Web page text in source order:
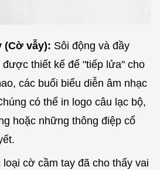
(Cờ vẫy): Sôi động và đầy
thiết kế để "tiếp lửa" cho
các buổi biểu diễn âm nhạc
có thể in logo câu lạc bộ,
hoặc những thông điệp cổ
cờ cầm tay đã cho thấy vai